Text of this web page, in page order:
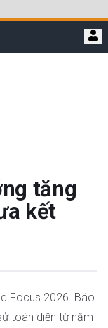
tăng
kết
Focus 2026. Báo
toàn diện từ năm